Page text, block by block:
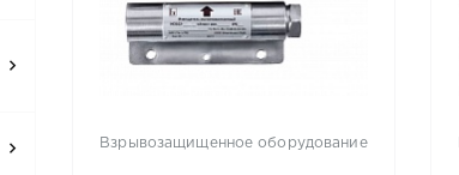
Взрывозащищенное оборудование